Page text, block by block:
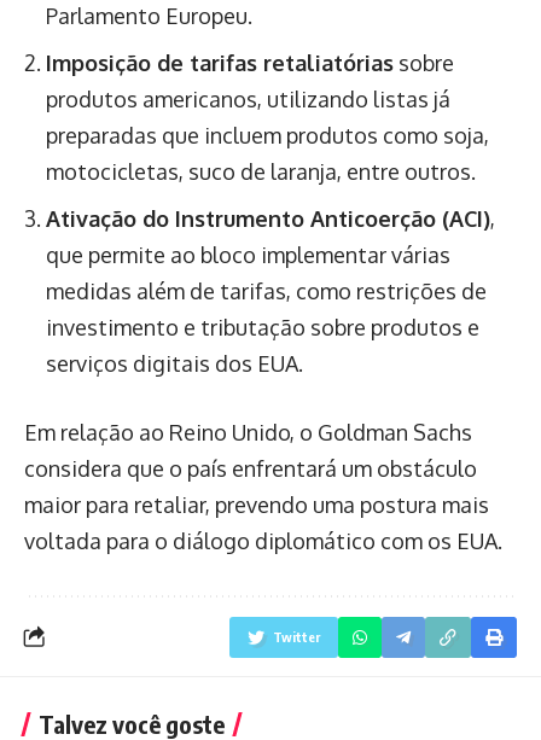
Parlamento Europeu.
Imposição de tarifas retaliatórias sobre
produtos americanos, utilizando listas já
preparadas que incluem produtos como soja,
motocicletas, suco de laranja, entre outros.
Ativação do Instrumento Anticoerção (ACI),
que permite ao bloco implementar várias
medidas além de tarifas, como restrições de
investimento e tributação sobre produtos e
serviços digitais dos EUA.
Em relação ao Reino Unido, o Goldman Sachs
considera que o país enfrentará um obstáculo
maior para retaliar, prevendo uma postura mais
voltada para o diálogo diplomático com os EUA.
Twitter
Talvez você goste